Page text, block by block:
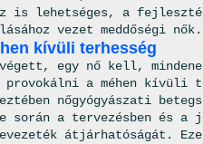
is lehetséges, a
vezet meddőségi nők.
kívüli terhesség
végett, egy nő kell,
provokálni a méhen kívüli
nőgyógyászati
során a tervezésben és
átjárhatóságát.